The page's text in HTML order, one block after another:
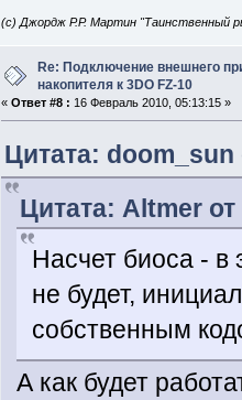
(с) Джордж Р.Р. Мартин "Таинственный
Re: Подключение внешнего
накопителя к 3DO FZ-10
«Ответ #8 : 16 Февраль 2010, 05:13:15 »
Цитата:
Цитата: Altmer
Насчет биоса - в
не будет,
собственным
А как будет